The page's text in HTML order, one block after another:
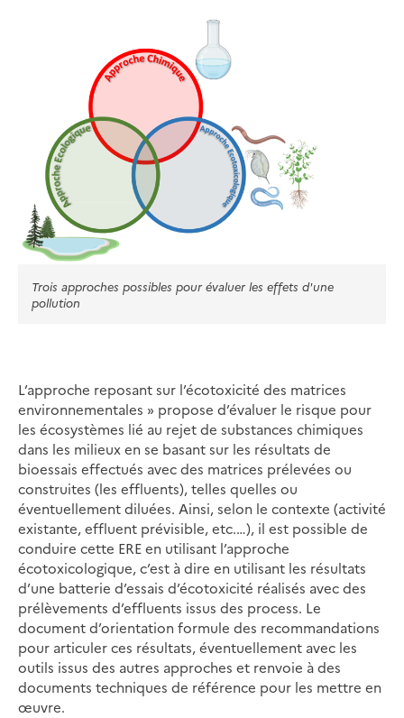
Trois approches possibles pour évaluer les effets d'une
pollution
L’approche reposant sur l’écotoxicité des matrices
environnementales » propose d’évaluer le risque pour
les écosystèmes lié au rejet de substances chimiques
dans les milieux en se basant sur les résultats de
bioessais effectués avec des matrices prélevées ou
construites (les effluents), telles quelles ou
éventuellement diluées. Ainsi, selon le contexte (activité
existante, effluent prévisible, etc.…), il est possible de
conduire cette ERE en utilisant l’approche
écotoxicologique, c’est à dire en utilisant les résultats
d’une batterie d’essais d’écotoxicité réalisés avec des
prélèvements d’effluents issus des process. Le
document d’orientation formule des recommandations
pour articuler ces résultats, éventuellement avec les
outils issus des autres approches et renvoie à des
documents techniques de référence pour les mettre en
œuvre.